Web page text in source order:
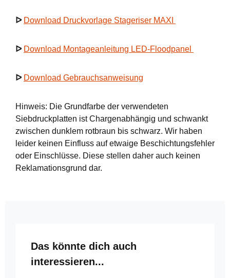
ᐅ Download Druckvorlage Stageriser MAXI
ᐅ Download Montageanleitung LED-Floodpanel
ᐅ Download Gebrauchsanweisung
Hinweis: Die Grundfarbe der verwendeten
Siebdruckplatten ist Chargenabhängig und schwankt
zwischen dunklem rotbraun bis schwarz. Wir haben
leider keinen Einfluss auf etwaige Beschichtungsfehler
oder Einschlüsse. Diese stellen daher auch keinen
Reklamationsgrund dar.
Produktgalerie überspringen
Das könnte dich auch
interessieren...